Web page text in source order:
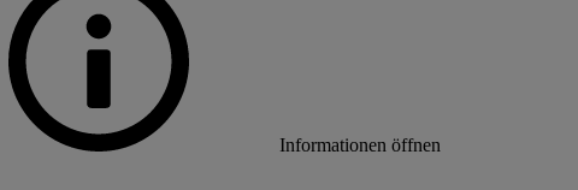
Informationen öffnen